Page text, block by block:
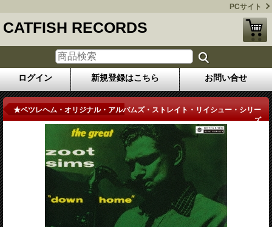
PCサイト
CATFISH RECORDS
ログイン 新規登録はこちら お問い合せ
商品詳細
★ベツレヘム・オリジナル・アルバムズ・ストレイト・リイシュー・シリー
ズ